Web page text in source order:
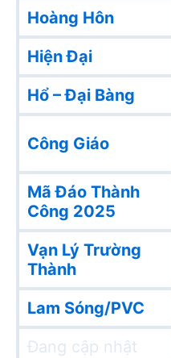
Hoàng Hôn
Hiện Đại
Hổ – Đại Bàng
Công Giáo
Mã Đáo Thành
Công 2025
Vạn Lý Trường
Thành
Lam Sóng/PVC
Đang cập nhật